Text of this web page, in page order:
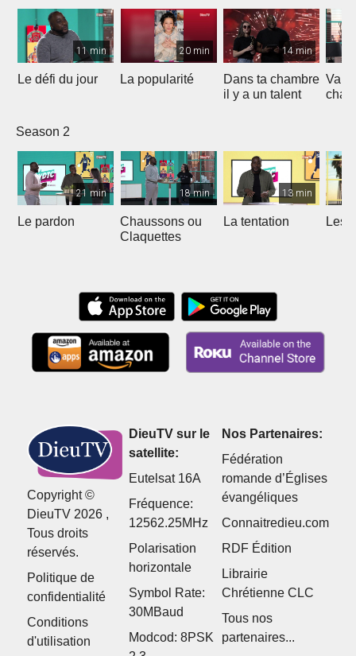
11 min
Le défi du jour
20 min
La popularité
14 min
Dans ta chambre
il y a un talent
Va
Season 2
21 min
Le pardon
18 min
Chaussons ou
Claquettes
13 min
La tentation Les
Copyright ©
DieuTV 2026 ,
Tous droits
réservés.
Politique de
confidentialité
Conditions
d'utilisation
DieuTV sur le
satellite:
Eutelsat 16A
Fréquence:
12562.25MHz
Polarisation
horizontale
Symbol Rate:
30MBaud
Modcod: 8PSK
Nos Partenaires:
Fédération
romande d’Églises
évangéliques
Connaitredieu.com
RDF Édition
Librairie
Chrétienne CLC
Tous nos
partenaires...